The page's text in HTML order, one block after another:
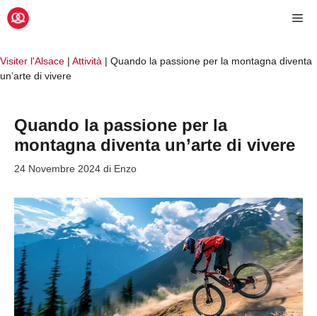
Vai
Visiter l'Alsace | Attività | Quando la passione per la montagna diventa
un’arte di vivere
Quando la passione per la
montagna diventa un’arte di vivere
24 Novembre 2024 di Enzo